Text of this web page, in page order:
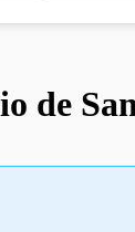
de